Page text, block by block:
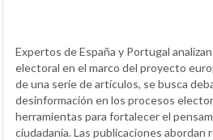
Expertos de España y Portugal
electoral en el marco del proyecto
de una serie de artículos, se busca
desinformación en los procesos
herramientas para fortalecer el
ciudadanía. Las publicaciones abordan